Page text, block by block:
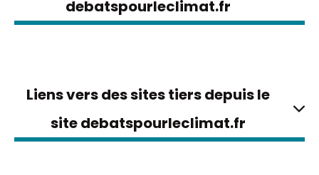
debatspourleclimat.fr
Liens vers des sites tiers depuis le
site debatspourleclimat.fr